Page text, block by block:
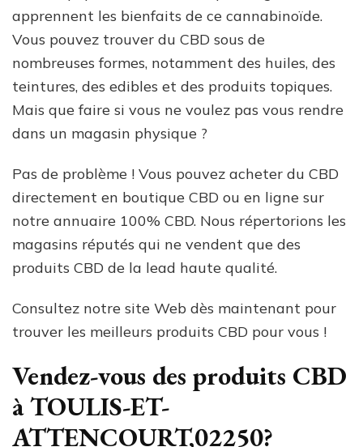
apprennent les bienfaits de ce cannabinoïde.
Vous pouvez trouver du CBD sous de
nombreuses formes, notamment des huiles, des
teintures, des edibles et des produits topiques.
Mais que faire si vous ne voulez pas vous rendre
dans un magasin physique ?
Pas de problème ! Vous pouvez acheter du CBD
directement en boutique CBD ou en ligne sur
notre annuaire 100% CBD. Nous répertorions les
magasins réputés qui ne vendent que des
produits CBD de la lead haute qualité.
Consultez notre site Web dès maintenant pour
trouver les meilleurs produits CBD pour vous !
Vendez-vous des produits CBD
à TOULIS-ET-
ATTENCOURT,02250?